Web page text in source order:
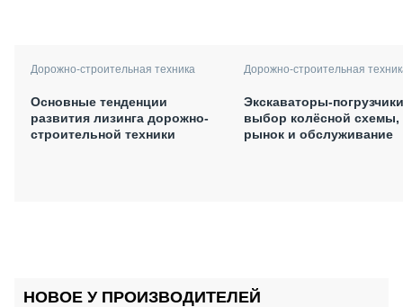
Дорожно-строительная техника
Основные тенденции
развития лизинга дорожно-
строительной техники
Дорожно-строительная
Экскаваторы-
выбор колёсной схемы,
рынок и обслуживание
НОВОЕ У ПРОИЗВОДИТЕЛЕЙ